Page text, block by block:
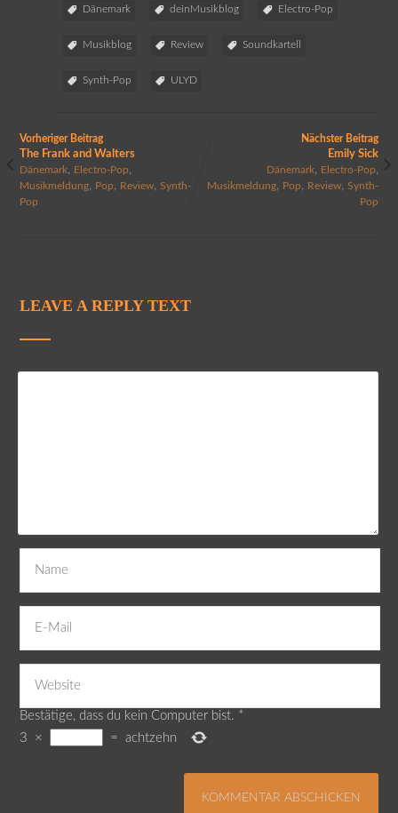
Dänemark deinMusikblog Electro-Pop
Musikblog Review Soundkartell
Synth-Pop ULYD
Vorheriger Beitrag
The Frank and Walters
Dänemark, Electro-Pop
Musikmeldung, Pop Review, Synth-
Pop
Nächster Beitrag
Emily Sick
Dänemark Electro-Pop
Musikmeldung Pop Review ,Synth-
Pop
LEAVE A REPLY TEXT
Bestätige, dass du kein Computer bist. *
3
× = achtzehn